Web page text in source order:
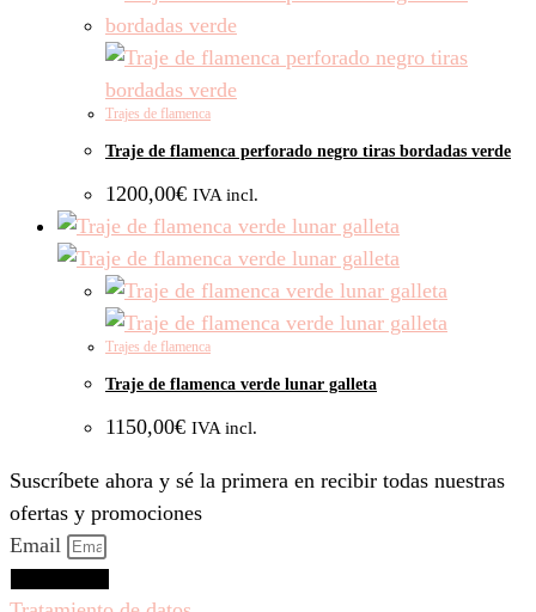
Trajes de flamenca
Traje de flamenca perforado negro tiras bordadas verde
1200,00€ IVA incl.
Trajes de flamenca
Traje de flamenca verde lunar galleta
1150,00€ IVA incl.
Suscríbete ahora y sé la primera en recibir todas nuestras
ofertas y promociones
Email